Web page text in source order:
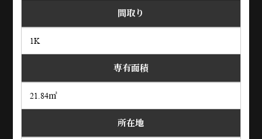
間取り
1K
専有面積
21.84㎡
所在地